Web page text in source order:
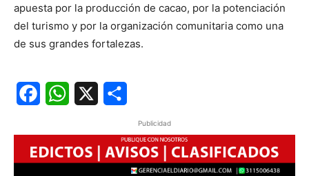
apuesta por la producción de cacao, por la potenciación
del turismo y por la organización comunitaria como una
de sus grandes fortalezas.
Publicidad